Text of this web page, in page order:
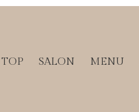
TOP SALON MENU